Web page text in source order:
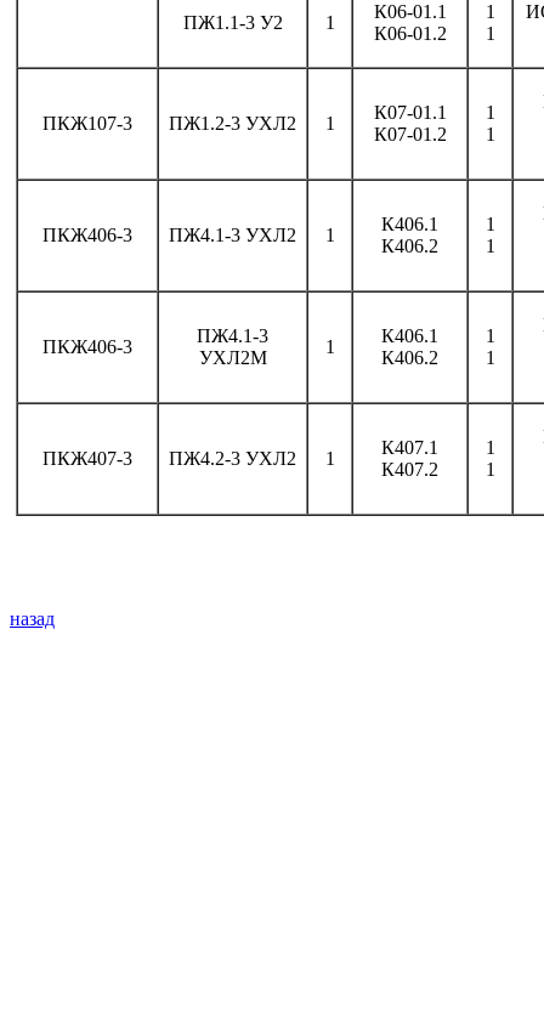
ПЖ1.1-3 У2 1
К06-01.1
К06-01.2
1
1
ПКЖ107-3 ПЖ1.2-3 УХЛ2 1
К07-01.1
К07-01.2
1
1
ПКЖ406-3 ПЖ4.1-3 УХЛ2 1
К406.1
К406.2
1
1
ПКЖ406-3
ПЖ4.1-3
УХЛ2М
1
К406.1
К406.2
1
1
ПКЖ407-3 ПЖ4.2-3 УХЛ2 1
К407.1
К407.2
1
1
назад